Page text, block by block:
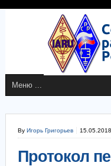
By Игорь Григорьев 15.05.2018
Протокол